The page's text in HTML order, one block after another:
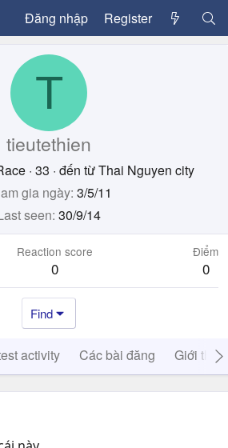
Đăng nhập Register
T
tieutethien
· 33 · đến từThai Nguyen city
gia ngày 3/5/11
seen 30/9/14
Reaction score
0
Điểm
0
Find
activity Các bài đăng Giới thiệu